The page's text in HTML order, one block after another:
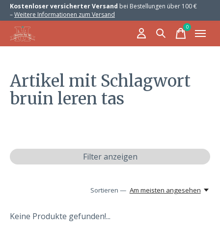
Kostenloser versicherter Versand bei Bestellungen über 100 €
–Weitere Informationen zum Versand
0items
Artikel mit Schlagwort
bruin leren tas
Filter anzeigen
Sortieren — Am meisten angesehen
Keine Produkte gefunden!...